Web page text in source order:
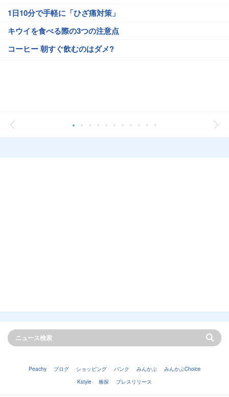
1日10分で手軽に「ひざ痛対策」
キウイを食べる際の3つの注意点
コーヒー 朝すぐ飲むのはダメ?
Peachy ブログ ショッピング バンク みんかぶ
みんかぶChoice
Kstyle
株探 プレスリリース